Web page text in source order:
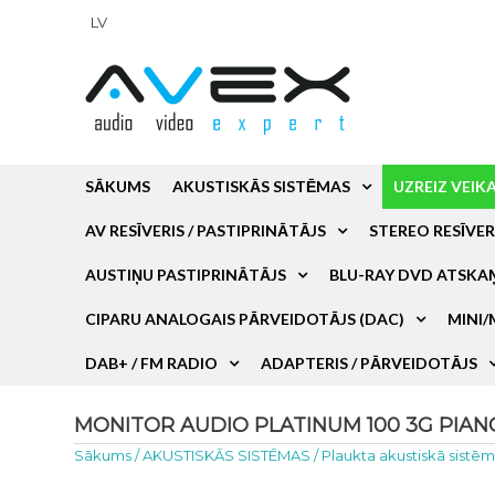
LV
SĀKUMS AKUSTISKĀS SISTĒMAS UZREIZ
AV RESĪVERIS / PASTIPRINĀTĀJS STEREO
AUSTIŅU PASTIPRINĀTĀJS BLU-RAY DVD
CIPARU ANALOGAIS PĀRVEIDOTĀJS (DAC) MINI/
DAB+ / FM RADIO ADAPTERIS / PĀRVEIDOTĀJS
MONITOR AUDIO PLATINUM 100 3G
Sākums/AKUSTISKĀS SISTĒMAS /Plaukta akustiskā